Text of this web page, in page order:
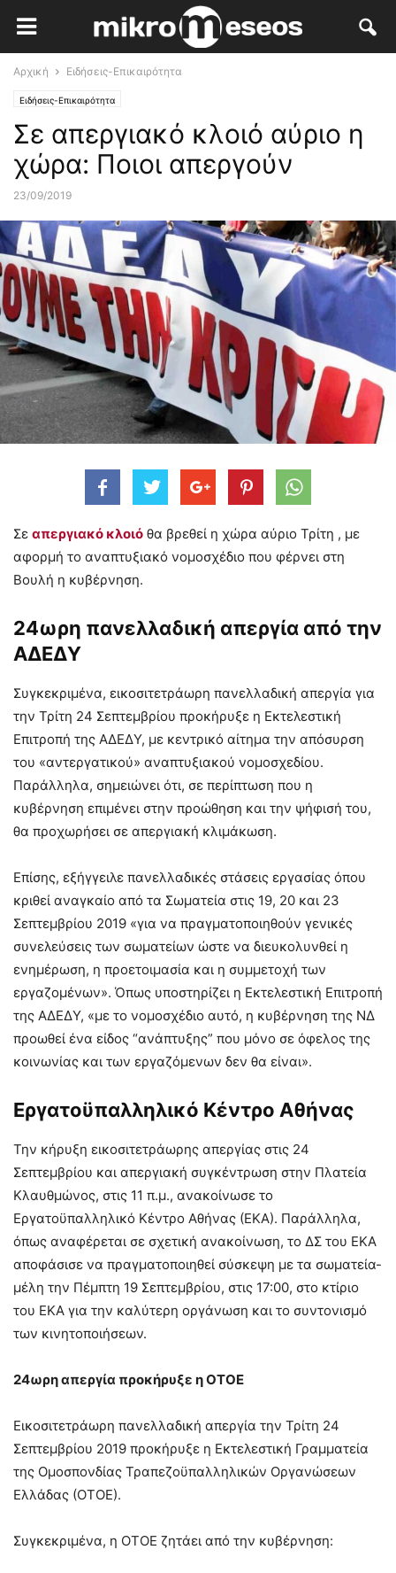
Αρχική Ειδήσεις-Επικαιρότητα
Ειδήσεις-Επικαιρότητα
Σε απεργιακό κλοιό αύριο η
χώρα: Ποιοι απεργούν
23/09/2019
Σε απεργιακό κλοιό θα βρεθεί η χώρα αύριο Τρίτη , με
αφορμή το αναπτυξιακό νομοσχέδιο που φέρνει στη
Βουλή η κυβέρνηση.
24ωρη πανελλαδική απεργία από την
ΑΔΕΔΥ
Συγκεκριμένα, εικοσιτετράωρη πανελλαδική απεργία για
την Τρίτη 24 Σεπτεμβρίου προκήρυξε η Εκτελεστική
Επιτροπή της ΑΔΕΔΥ, με κεντρικό αίτημα την απόσυρση
του «αντεργατικού» αναπτυξιακού νομοσχεδίου.
Παράλληλα, σημειώνει ότι, σε περίπτωση που η
κυβέρνηση επιμένει στην προώθηση και την ψήφισή του,
θα προχωρήσει σε απεργιακή κλιμάκωση.
Επίσης, εξήγγειλε πανελλαδικές στάσεις εργασίας όπου
κριθεί αναγκαίο από τα Σωματεία στις 19, 20 και 23
Σεπτεμβρίου 2019 «για να πραγματοποιηθούν γενικές
συνελεύσεις των σωματείων ώστε να διευκολυνθεί η
ενημέρωση, η προετοιμασία και η συμμετοχή των
εργαζομένων». Όπως υποστηρίζει η Εκτελεστική Επιτροπή
της ΑΔΕΔΥ, «με το νομοσχέδιο αυτό, η κυβέρνηση της ΝΔ
προωθεί ένα είδος “ανάπτυξης” που μόνο σε όφελος της
κοινωνίας και των εργαζόμενων δεν θα είναι».
Εργατοϋπαλληλικό Κέντρο Αθήνας
Την κήρυξη εικοσιτετράωρης απεργίας στις 24
Σεπτεμβρίου και απεργιακή συγκέντρωση στην Πλατεία
Κλαυθμώνος, στις 11 π.μ., ανακοίνωσε το
Εργατοϋπαλληλικό Κέντρο Αθήνας (ΕΚΑ). Παράλληλα,
όπως αναφέρεται σε σχετική ανακοίνωση, το ΔΣ του ΕΚΑ
αποφάσισε να πραγματοποιηθεί σύσκεψη με τα σωματεία-
μέλη την Πέμπτη 19 Σεπτεμβρίου, στις 17:00, στο κτίριο
του ΕΚΑ για την καλύτερη οργάνωση και το συντονισμό
των κινητοποιήσεων.
24ωρη απεργία προκήρυξε η ΟΤΟΕ
Εικοσιτετράωρη πανελλαδική απεργία την Τρίτη 24
Σεπτεμβρίου 2019 προκήρυξε η Εκτελεστική Γραμματεία
της Ομοσπονδίας Τραπεζοϋπαλληλικών Οργανώσεων
Ελλάδας (ΟΤΟΕ).
Συγκεκριμένα, η ΟΤΟΕ ζητάει από την κυβέρνηση: